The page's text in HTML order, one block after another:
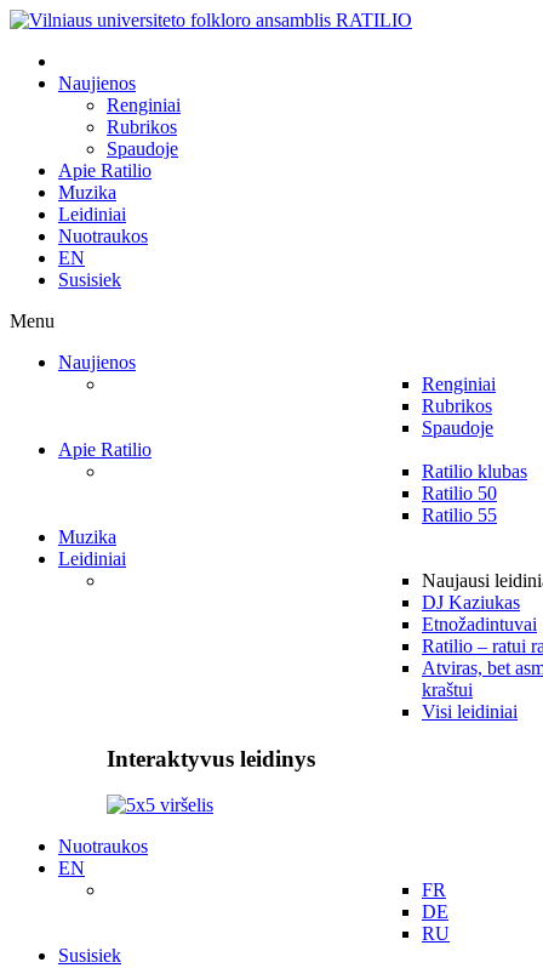
Naujienos
Renginiai
Rubrikos
Spaudoje
Apie Ratilio
Muzika
Leidiniai
Nuotraukos
EN
Susisiek
Menu
Naujienos
Renginiai
Rubrikos
Spaudoje
Apie Ratilio
Ratilio klubas
Ratilio 50
Ratilio 55
Muzika
Leidiniai
Naujausi
DJ Kaziukas
Etnožadintuvai
Ratilio – ratui
Atviras, bet
kraštui
Visi leidiniai
Interaktyvus leidinys
Nuotraukos
EN
FR
DE
RU
Susisiek